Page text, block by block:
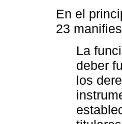
En el
23
La
deber
los